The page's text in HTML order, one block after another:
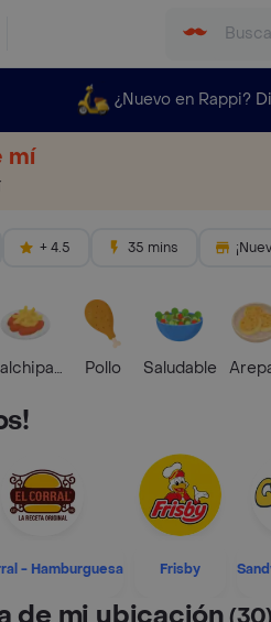
¿Nuevo en Rappi?
mí
+ 4.5 35 mins
Pollo Saludable
- Hamburguesa Frisby